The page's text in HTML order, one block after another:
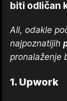
biti odličan
Ali, odakle
najpoznatijih
pronalaženje
1. Upwork